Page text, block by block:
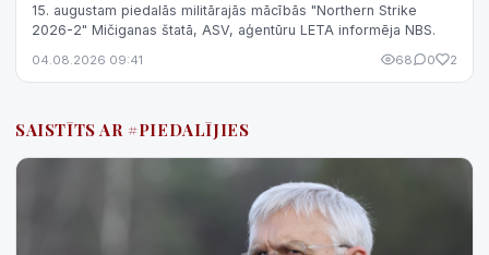
15. augustam piedalās militārajās mācībās "Northern Strike
2026-2" Mičiganas štatā, ASV, aģentūru LETA informēja NBS.
04.08.2026 09:41 68 0 2
SAISTĪTS AR #PIEDALĪJIES